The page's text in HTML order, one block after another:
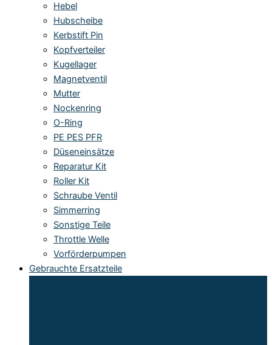
Hebel
Hubscheibe
Kerbstift Pin
Kopfverteiler
Kugellager
Magnetventil
Mutter
Nockenring
O-Ring
PE PES PFR
Düseneinsätze
Reparatur Kit
Roller Kit
Schraube Ventil
Simmerring
Sonstige Teile
Throttle Welle
Vorförderpumpen
Gebrauchte Ersatzteile